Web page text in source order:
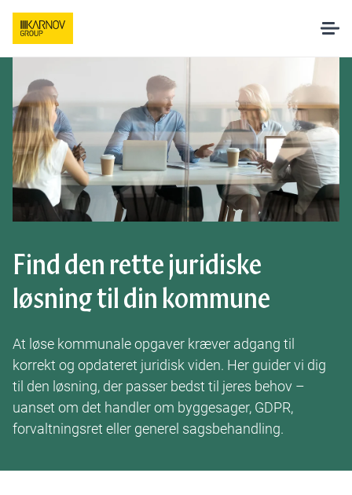
Løsninger
AI hos Karnov
Pakker og priser
Om os
Bøger Login
Find den rette juridiske
løsning til din kommune
At løse kommunale opgaver kræver adgang til
korrekt og opdateret juridisk viden. Her guider vi dig
til den løsning, der passer bedst til jeres behov –
uanset om det handler om byggesager, GDPR,
forvaltningsret eller generel sagsbehandling.